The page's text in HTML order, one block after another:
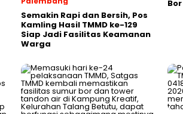
Semakin Rapi dan Bersih, Pos
Kamling Hasil TMMD ke-129
Siap Jadi Fasilitas Keamanan
Warga